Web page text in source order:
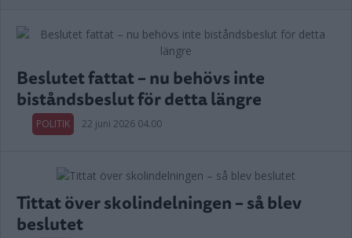
Beslutet fattat – nu behövs inte
biståndsbeslut för detta längre
POLITIK 22 juni 2026 04.00
Tittat över skolindelningen – så blev
beslutet